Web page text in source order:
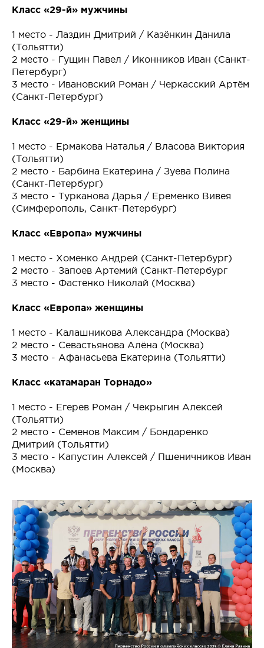
Класс «29-й» мужчины
1 место - Лаздин Дмитрий / Казёнкин Данила
(Тольятти)
2 место - Гущин Павел / Иконников Иван (Санкт-
Петербург)
3 место - Ивановский Роман / Черкасский Артём
(Санкт-Петербург)
Класс «29-й» женщины
1 место - Ермакова Наталья / Власова Виктория
(Тольятти)
2 место - Барбина Екатерина / Зуева Полина
(Санкт-Петербург)
3 место - Турканова Дарья / Еременко Вивея
(Симферополь, Санкт-Петербург)
Класс «Европа» мужчины
1 место - Хоменко Андрей (Санкт-Петербург)
2 место - Запоев Артемий (Санкт-Петербург
3 место - Фастенко Николай (Москва)
Класс «Европа» женщины
1 место - Калашникова Александра (Москва)
2 место - Севастьянова Алёна (Москва)
3 место - Афанасьева Екатерина (Тольятти)
Класс «катамаран Торнадо»
1 место - Егерев Роман / Чекрыгин Алексей
(Тольятти)
2 место - Семенов Максим / Бондаренко
Дмитрий (Тольятти)
3 место - Капустин Алексей / Пшеничников Иван
(Москва)